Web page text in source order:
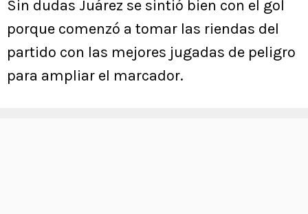
Sin dudas Juárez se sintió bien con el gol
porque comenzó a tomar las riendas del
partido con las mejores jugadas de peligro
para ampliar el marcador.